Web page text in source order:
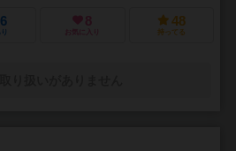
8
お気に入り
48
持ってる